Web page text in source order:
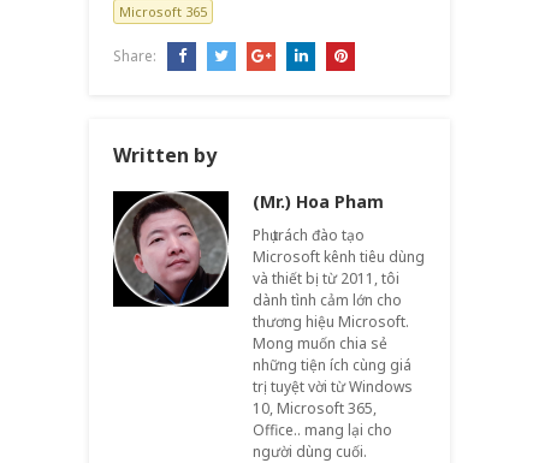
Microsoft 365
Share:
Written by
(Mr.) Hoa Pham
Phụ trách đào tạo
Microsoft kênh tiêu dùng
và thiết bị từ 2011, tôi
dành tình cảm lớn cho
thương hiệu Microsoft.
Mong muốn chia sẻ
những tiện ích cùng giá
trị tuyệt vời từ Windows
10, Microsoft 365,
Office.. mang lại cho
người dùng cuối.